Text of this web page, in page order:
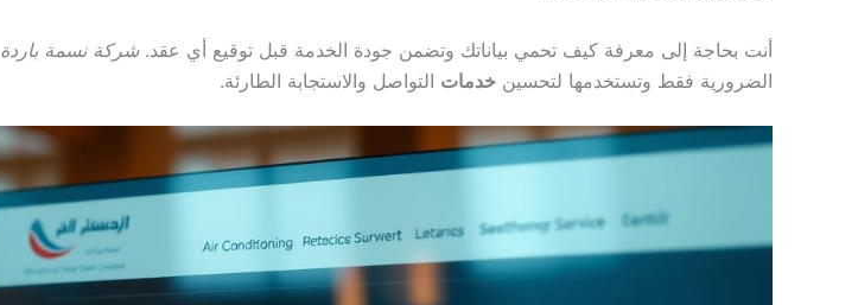
أنت بحاجة إلى معرفة كيف تحمي بياناتك وتضمن جودة الخدمة قبل توقيع أي عقد.شركة نسمة باردة
الضرورية فقط وتستخدمها لتحسين خدمات التواصل والاستجابة الطارئة.